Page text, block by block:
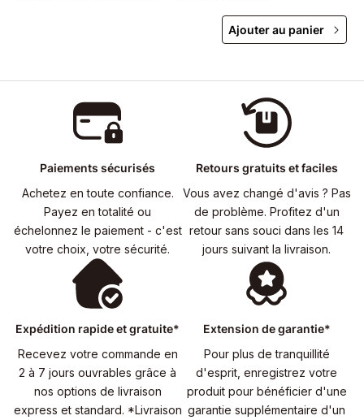
Ajouter au panier
Paiements sécurisés
Achetez en toute confiance.
Payez en totalité ou
échelonnez le paiement - c'est
votre choix, votre sécurité.
Retours gratuits et faciles
Vous avez changé d'avis ? Pas
de problème. Profitez d'un
retour sans souci dans les 14
jours suivant la livraison.
Expédition rapide et gratuite*
Recevez votre commande en
2 à 7 jours ouvrables grâce à
nos options de livraison
express et standard. *Livraison
Extension de garantie*
Pour plus de tranquillité
d'esprit, enregistrez votre
produit pour bénéficier d'une
garantie supplémentaire d'un